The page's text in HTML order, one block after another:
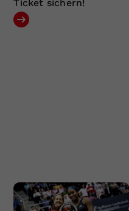
Ticket sichern!